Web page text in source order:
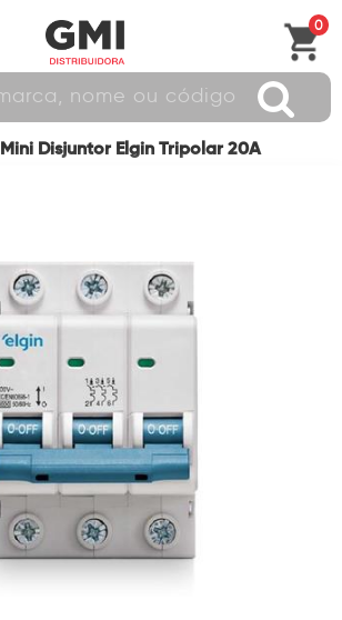
0
Mini Disjuntor Elgin Tripolar 20A